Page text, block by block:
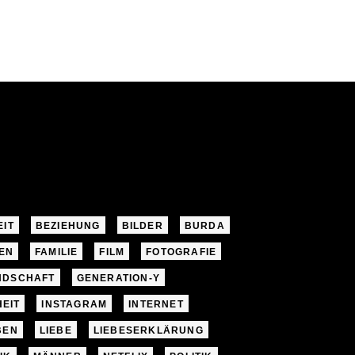
BEZIEHUNG BILDER BURDA
FAMILIE FILM FOTOGRAFIE
GENERATION-Y
INSTAGRAM INTERNET
LIEBE LIEBESERKLÄRUNG